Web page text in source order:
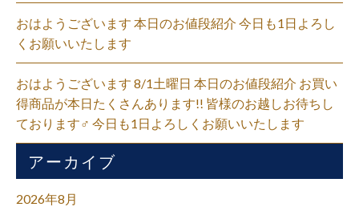
おはようございます 本日のお値段紹介 今日も1日よろし
くお願いいたします
おはようございます 8/1土曜日 本日のお値段紹介 お買い
得商品が本日たくさんあります!! 皆様のお越しお待ちし
ております‍♂️ 今日も1日よろしくお願いいたします
アーカイブ
2026年8月